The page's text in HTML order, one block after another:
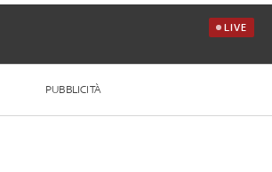
LIVE
PUBBLICITÀ